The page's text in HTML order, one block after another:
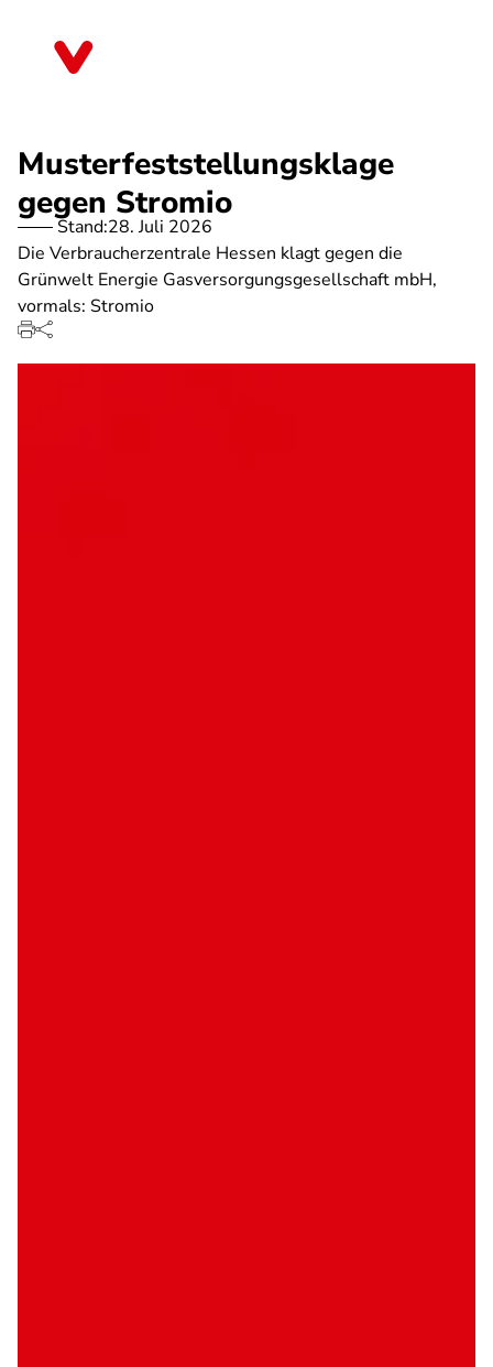
Musterfeststellungsklage
gegen Stromio
Stand:28. Juli 2026
Die Verbraucherzentrale Hessen klagt gegen die
Grünwelt Energie Gasversorgungsgesellschaft mbH,
vormals: Stromio